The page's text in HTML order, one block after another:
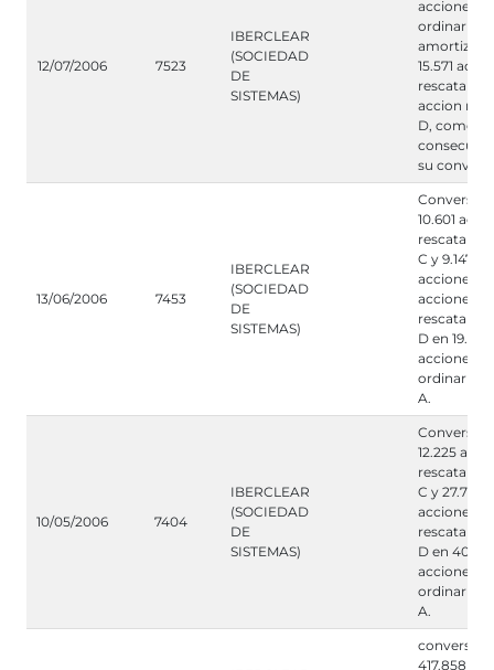
12/07/2006 7523
IBERCLEAR
(SOCIEDAD
DE
SISTEMAS)
acciones
ordinarias
15.571
rescatables
accion
D, como
su
13/06/2006 7453
IBERCLEAR
(SOCIEDAD
DE
SISTEMAS)
10.601
C y 9.147
acciones
acciones
D en 19.748
acciones
ordinarias
A.
10/05/2006 7404
IBERCLEAR
(SOCIEDAD
DE
SISTEMAS)
12.225
C y 27.777
acciones
D en
acciones
ordinarias
A.
conversión
417.858